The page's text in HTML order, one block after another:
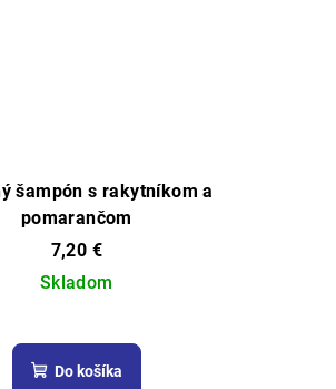
šampón s rakytníkom a
pomarančom
7,20 €
Skladom
Do košíka